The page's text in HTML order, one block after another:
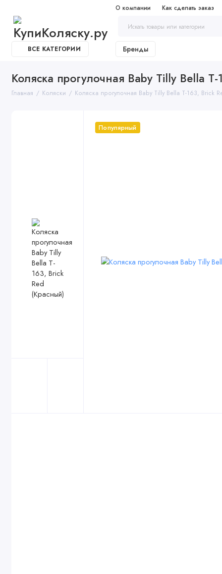
О компании Как сделать заказ
ВСЕ КАТЕГОРИИ Бренды
Коляска прогулочная Baby Tilly Bella
Главная Коляски Коляска прогулочная Baby Tilly Bella T-163, Brick
Популярный